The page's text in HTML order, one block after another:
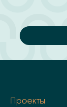
Проекты